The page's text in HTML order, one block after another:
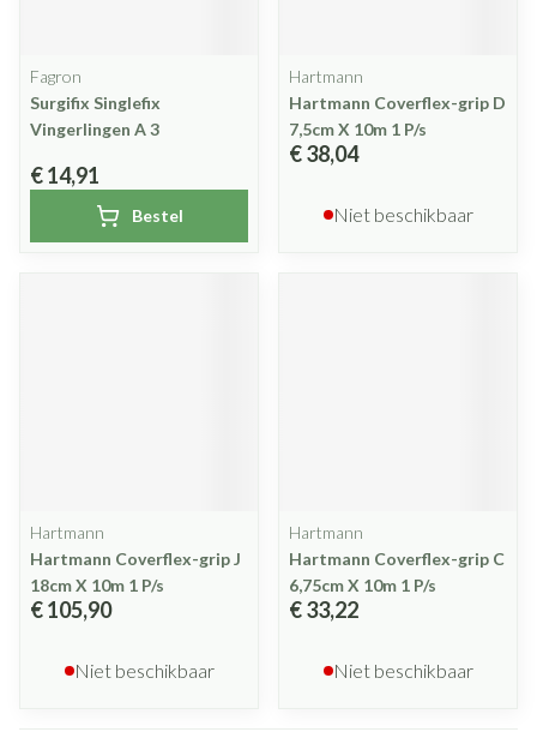
Fagron
Surgifix Singlefix
Vingerlingen A 3
€ 14,91
Bestel
Hartmann
Hartmann Coverflex-grip D
7,5cm X 10m 1 P/s
€ 38,04
Niet beschikbaar
Hartmann
Hartmann Coverflex-grip J
18cm X 10m 1 P/s
€ 105,90
Niet beschikbaar
Hartmann
Hartmann Coverflex-grip C
6,75cm X 10m 1 P/s
€ 33,22
Niet beschikbaar